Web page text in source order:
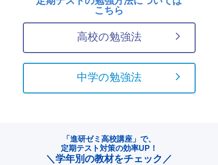
こちら
高校の勉強法
中学の勉強法
「進研ゼミ高校講座」で、
定期テスト対策の効率UP！
＼学年別の教材をチェック／